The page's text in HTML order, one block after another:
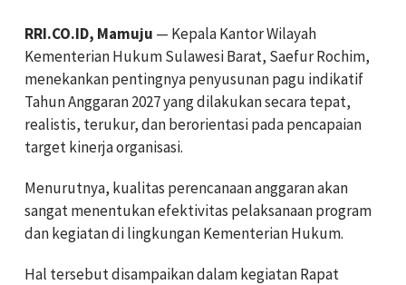
RRI.CO.ID, Mamuju — Kepala Kantor Wilayah
Kementerian Hukum Sulawesi Barat, Saefur Rochim,
menekankan pentingnya penyusunan pagu indikatif
Tahun Anggaran 2027 yang dilakukan secara tepat,
realistis, terukur, dan berorientasi pada pencapaian
target kinerja organisasi.
Menurutnya, kualitas perencanaan anggaran akan
sangat menentukan efektivitas pelaksanaan program
dan kegiatan di lingkungan Kementerian Hukum.
Hal tersebut disampaikan dalam kegiatan Rapat